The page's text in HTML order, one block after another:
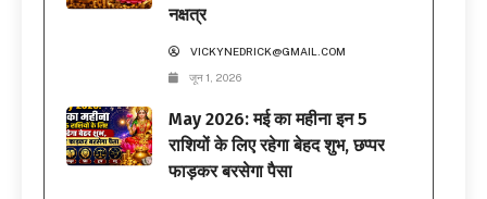
नक्षत्र
VICKYNEDRICK@GMAIL.COM
जून 1, 2026
May 2026: मई का महीना इन 5
राशियों के लिए रहेगा बेहद शुभ, छप्पर
फाड़कर बरसेगा पैसा